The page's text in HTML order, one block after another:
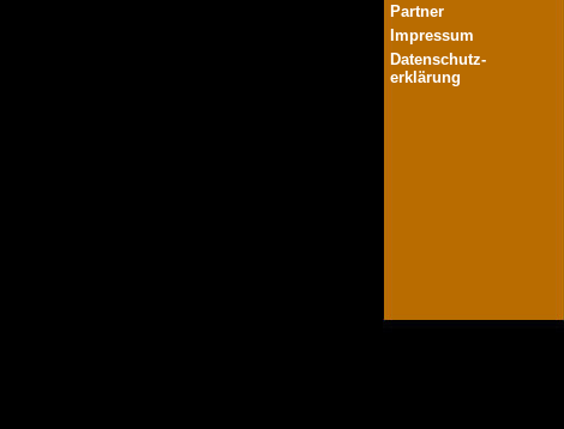
Partner
Impressum
Datenschutz-
erklärung